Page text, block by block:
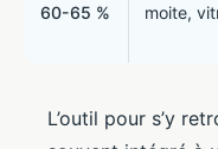
60-65 %
moite,
L’outil pour s’y